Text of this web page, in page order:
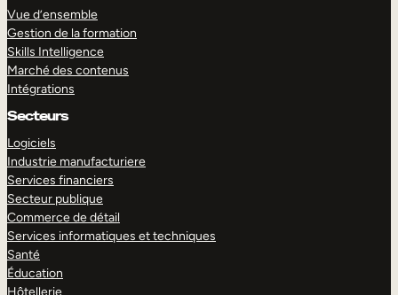
Vue d’ensemble
Gestion de la formation
Skills Intelligence
Marché des contenus
Intégrations
Secteurs
Logiciels
Industrie manufacturiere
Services financiers
Secteur publique
Commerce de détail
Services informatiques et techniques
Santé
Éducation
Hôtellerie